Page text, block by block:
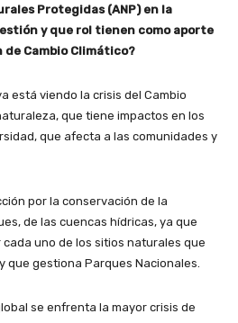
Protegidas (ANP) en la
y que rol tienen como aporte
Cambio Climático?
está viendo la crisis del Cambio
que tiene impactos en los
que afecta a las comunidades y
por la conservación de la
de las cuencas hídricas, ya que
uno de los sitios naturales que
que gestiona Parques Nacionales.
se enfrenta la mayor crisis de